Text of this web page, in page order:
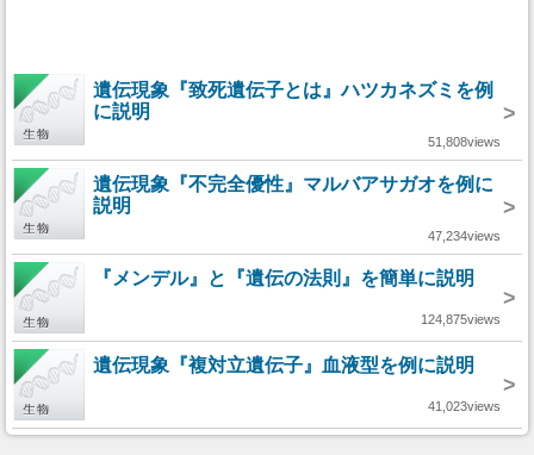
遺伝現象『致死遺伝子とは』ハツカネズミを例
に説明
>
51,808views
遺伝現象『不完全優性』マルバアサガオを例に
説明
>
47,234views
『メンデル』と『遺伝の法則』を簡単に説明
>
124,875views
遺伝現象『複対立遺伝子』血液型を例に説明
>
41,023views